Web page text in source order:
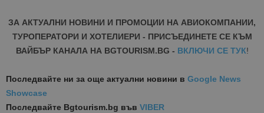
ЗА АКТУАЛНИ НОВИНИ И ПРОМОЦИИ НА АВИОКОМПАНИИ,
ТУРОПЕРАТОРИ И ХОТЕЛИЕРИ - ПРИСЪЕДИНЕТЕ СЕ КЪМ
ВАЙБЪР КАНАЛА НА BGTOURISM.BG - ВКЛЮЧИ СЕ ТУК!
Последвайте ни за още актуални новини в Google News
Showcase
Последвайте Bgtourism.bg във VIBER